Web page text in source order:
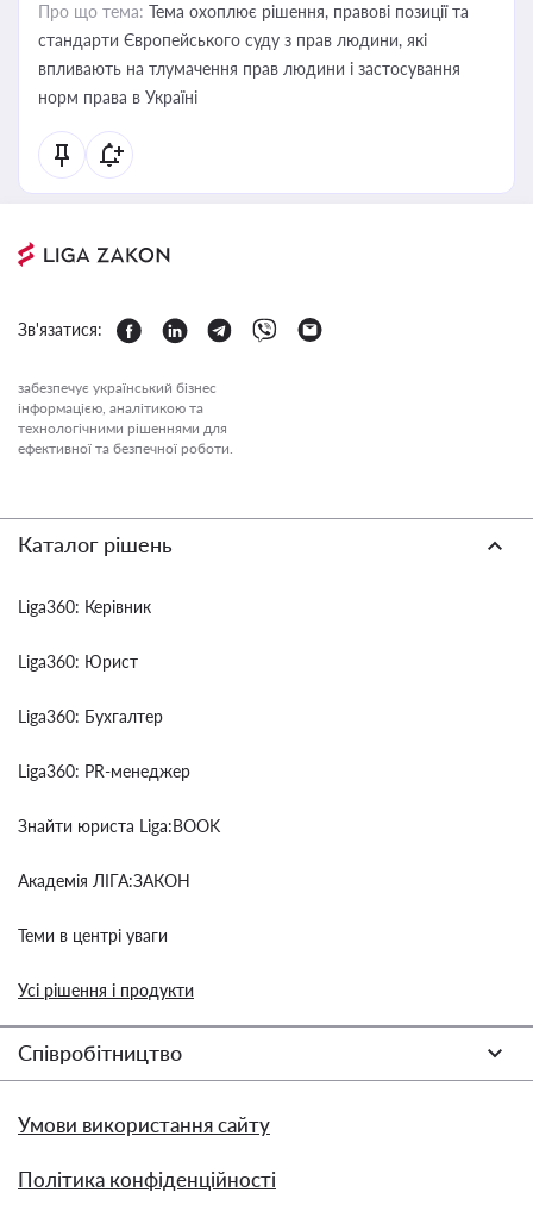
Про що тема: Тема охоплює рішення, правові позиції та
стандарти Європейського суду з прав людини, які
впливають на тлумачення прав людини і застосування
норм права в Україні
Зв'язатися:
забезпечує український бізнес
інформацією, аналітикою та
технологічними рішеннями для
ефективної та безпечної роботи.
Каталог рішень
Liga360: Керівник
Liga360: Юрист
Liga360: Бухгалтер
Liga360: PR-менеджер
Знайти юриста Liga:BOOK
Академія ЛІГА:ЗАКОН
Теми в центрі уваги
Усі рішення і продукти
Співробітництво
Умови використання сайту
Політика конфіденційності